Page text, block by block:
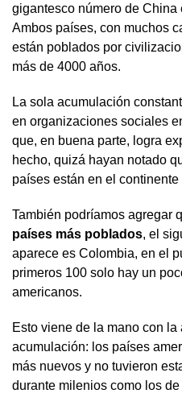
gigantesco número de China
Ambos países, con muchos
están poblados por
más de 4000 años.
La sola acumulación
en organizaciones sociales
que, en buena parte, logra
hecho, quizá hayan notado
países están en el continente
También podríamos agregar
países más poblados, el
aparece es Colombia, en el
primeros 100 solo hay un
americanos.
Esto viene de la mano con la
acumulación: los países
más nuevos y no tuvieron
durante milenios como los